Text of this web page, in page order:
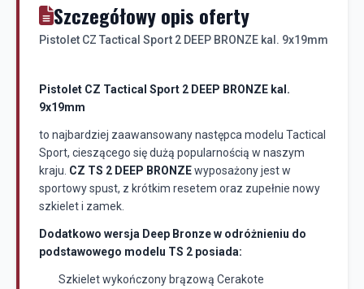
Szczegółowy opis oferty
Pistolet CZ Tactical Sport 2 DEEP BRONZE kal. 9x19mm
Pistolet CZ Tactical Sport 2 DEEP BRONZE kal.
9x19mm
to najbardziej zaawansowany następca modelu Tactical
Sport, cieszącego się dużą popularnością w naszym
kraju. CZ TS 2 DEEP BRONZEwyposażony jest w
sportowy spust, z krótkim resetem oraz zupełnie nowy
szkielet i zamek.
Dodatkowo wersja Deep Bronze w odróżnieniu do
podstawowego modelu TS 2 posiada:
Szkielet wykończony brązową Cerakote